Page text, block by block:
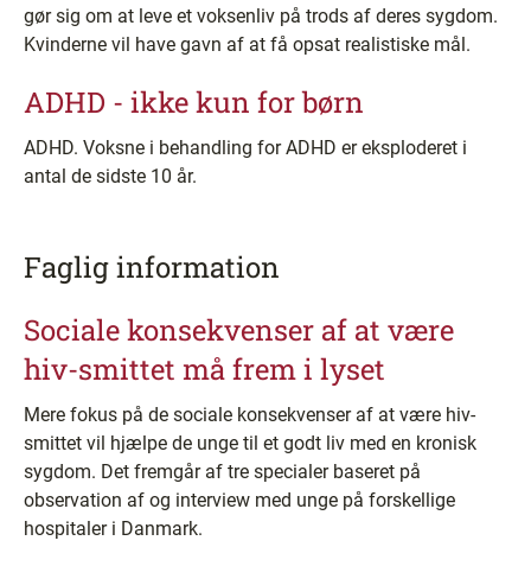
gør sig om at leve et voksenliv på trods af deres sygdom.
Kvinderne vil have gavn af at få opsat realistiske mål.
ADHD - ikke kun for børn
ADHD. Voksne i behandling for ADHD er eksploderet i
antal de sidste 10 år.
Faglig information
Sociale konsekvenser af at være
hiv-smittet må frem i lyset
Mere fokus på de sociale konsekvenser af at være hiv-
smittet vil hjælpe de unge til et godt liv med en kronisk
sygdom. Det fremgår af tre specialer baseret på
observation af og interview med unge på forskellige
hospitaler i Danmark.